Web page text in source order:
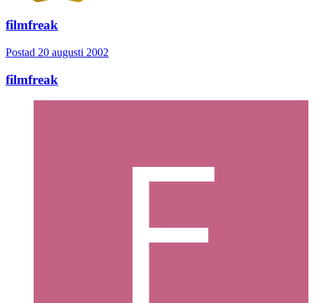
filmfreak
Postad 20 augusti 2002
filmfreak